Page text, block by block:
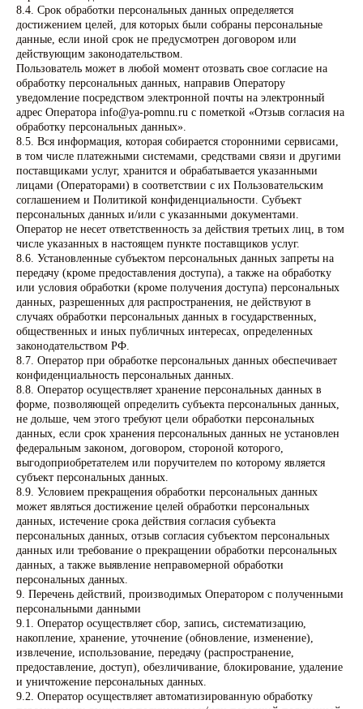
8.4. Срок обработки персональных данных определяется
достижением целей, для которых были собраны персональные
данные, если иной срок не предусмотрен договором или
действующим законодательством.
Пользователь может в любой момент отозвать свое согласие на
обработку персональных данных, направив Оператору
уведомление посредством электронной почты на электронный
адрес Оператора info@ya-pomnu.ru с пометкой «Отзыв согласия на
обработку персональных данных».
8.5. Вся информация, которая собирается сторонними сервисами,
в том числе платежными системами, средствами связи и другими
поставщиками услуг, хранится и обрабатывается указанными
лицами (Операторами) в соответствии с их Пользовательским
соглашением и Политикой конфиденциальности. Субъект
персональных данных и/или с указанными документами.
Оператор не несет ответственность за действия третьих лиц, в том
числе указанных в настоящем пункте поставщиков услуг.
8.6. Установленные субъектом персональных данных запреты на
передачу (кроме предоставления доступа), а также на обработку
или условия обработки (кроме получения доступа) персональных
данных, разрешенных для распространения, не действуют в
случаях обработки персональных данных в государственных,
общественных и иных публичных интересах, определенных
законодательством РФ.
8.7. Оператор при обработке персональных данных обеспечивает
конфиденциальность персональных данных.
8.8. Оператор осуществляет хранение персональных данных в
форме, позволяющей определить субъекта персональных данных,
не дольше, чем этого требуют цели обработки персональных
данных, если срок хранения персональных данных не установлен
федеральным законом, договором, стороной которого,
выгодоприобретателем или поручителем по которому является
субъект персональных данных.
8.9. Условием прекращения обработки персональных данных
может являться достижение целей обработки персональных
данных, истечение срока действия согласия субъекта
персональных данных, отзыв согласия субъектом персональных
данных или требование о прекращении обработки персональных
данных, а также выявление неправомерной обработки
персональных данных.
9. Перечень действий, производимых Оператором с полученными
персональными данными
9.1. Оператор осуществляет сбор, запись, систематизацию,
накопление, хранение, уточнение (обновление, изменение),
извлечение, использование, передачу (распространение,
предоставление, доступ), обезличивание, блокирование, удаление
и уничтожение персональных данных.
9.2. Оператор осуществляет автоматизированную обработку
ИП Шихарева Ольга Владимирована
ОГРНИП 324665800217017
ИНН 663004315682
+7 (343)592-31-00
2025© Все права защищены.
Печенье, конфеты, водка
Обновление венков
Уборка снега
Реставрация и облагораживание
захоронения
Свежие цветы на могилу
Покос травы
Уход за могилой
Услуги по подписке
Документация
Политика конфидециальности
Публичная оферта
ApexNC - делаем, а не учим.
Уборка снега
Свежие цветы
Поиск захоронения в населенном пункте
Поиск захоронения на кладбище
Покос травы
Поиск захоронения по РФ
Оценка состояния захоронения
Уборка места захоронения